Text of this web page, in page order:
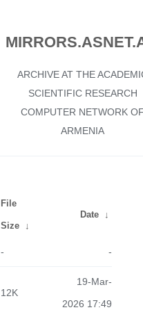
ARCHIVE AT THE
SCIENTIFIC RESEARCH
COMPUTER NETWORK
ARMENIA
File
Size ↓
Date ↓
- -
12K
19-Mar-
2026 17:49